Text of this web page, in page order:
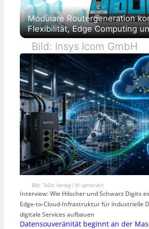
Modulare Routergeneration
Flexibilität, Edge Computing
Bild: Insys Icom GmbH
Bild: TeDo Verlag / KI-generiert
Interview: Wie Hilscher und Schwarz Digits
Edge-to-Cloud-Infrastruktur für industrielle
digitale Services aufbauen
Datensouveränität beginnt an der